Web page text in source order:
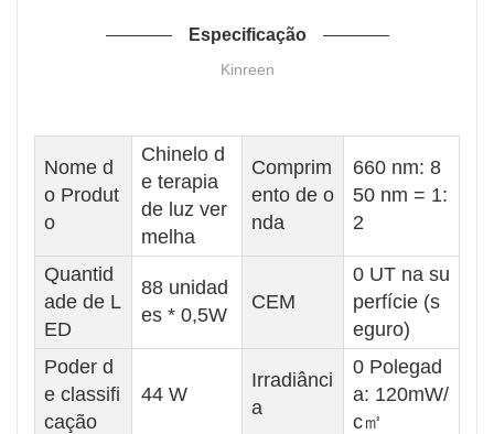
Especificação
Kinreen
Nome d
o Produt
o
Chinelo d
e terapia
de luz ver
melha
Comprim
ento de o
nda
660 nm: 8
50 nm = 1:
2
Quantid
ade de L
ED
88 unidad
es * 0,5W
CEM
0 UT na su
perfície (s
eguro)
Poder d
e classifi
cação
44 W
Irradiânci
a
0 Polegad
a: 120mW/
c㎡